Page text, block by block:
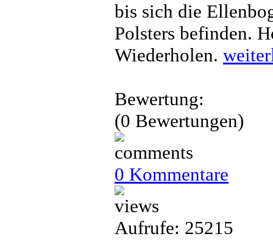
bis sich die
Polsters befinden.
Wiederholen.
Bewertung:
(0 Bewertungen)
0 Kommentare
Aufrufe: 25215